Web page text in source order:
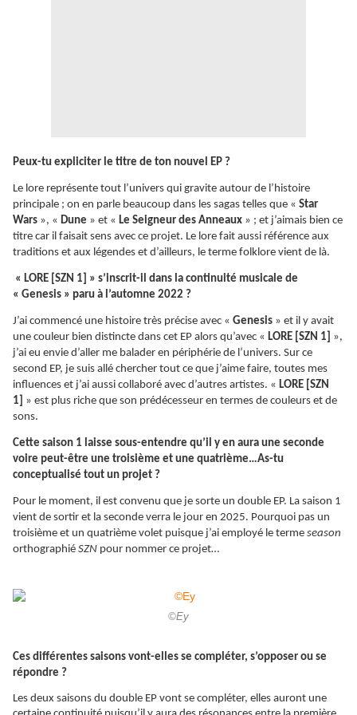
Peux-tu expliciter le titre de ton nouvel EP ?
Le lore représente tout l’univers qui gravite autour de l’histoire
principale ; on en parle beaucoup dans les sagas telles que « Star
Wars », « Dune » et « Le Seigneur des Anneaux » ; et j’aimais bien ce
titre car il faisait sens avec ce projet. Le lore fait aussi référence aux
traditions et aux légendes et d’ailleurs, le terme folklore vient de là.
« LORE [SZN 1] » s’inscrit-il dans la continuité musicale de
« Genesis » paru à l’automne 2022 ?
J’ai commencé une histoire très précise avec « Genesis » et il y avait
une couleur bien distincte dans cet EP alors qu’avec « LORE [SZN 1] »,
j’ai eu envie d’aller me balader en périphérie de l’univers. Sur ce
second EP, je suis allé chercher tout ce que j’aime faire, toutes mes
influences et j’ai aussi collaboré avec d’autres artistes. « LORE [SZN
1] » est plus riche que son prédécesseur en termes de couleurs et de
sons.
Cette saison 1 laisse sous-entendre qu’il y en aura une seconde
voire peut-être une troisième et une quatrième…As-tu
conceptualisé tout un projet ?
Pour le moment, il est convenu que je sorte un double EP. La saison 1
vient de sortir et la seconde verra le jour en 2025. Pourquoi pas un
troisième et un quatrième volet puisque j’ai employé le terme season
orthographié SZN pour nommer ce projet…
©Ey
Ces différentes saisons vont-elles se compléter, s’opposer ou se
répondre ?
Les deux saisons du double EP vont se compléter, elles auront une